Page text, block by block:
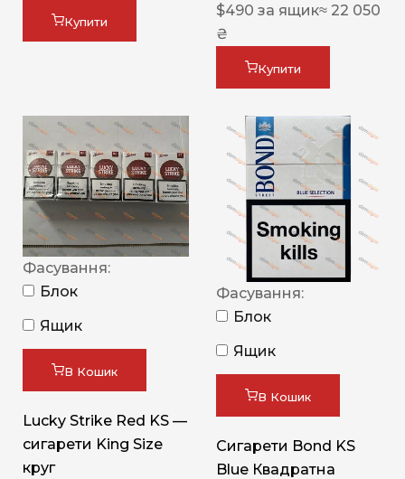
Купити
$490 за ящик≈ 22 050
₴
Купити
Фасування:
Блок
Ящик
В Кошик
Lucky Strike Red KS —
сигарети King Size
круг
Фасування:
Блок
Ящик
В Кошик
Сигарети Bond KS
Blue Квадратна